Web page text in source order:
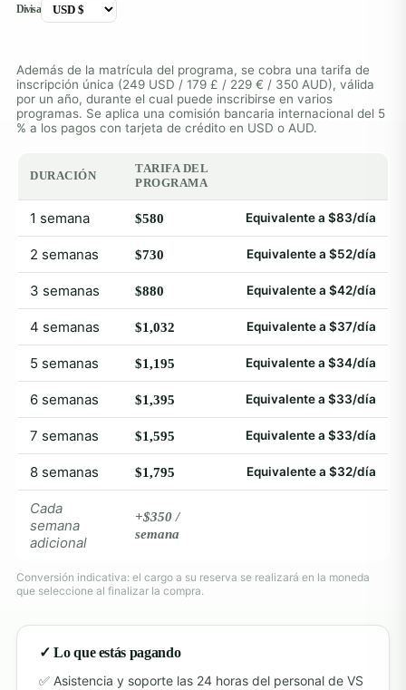
Divisa
Además de la matrícula del programa, se cobra una tarifa de
inscripción única (249 USD / 179 £ / 229 € / 350 AUD), válida
por un año, durante el cual puede inscribirse en varios
programas. Se aplica una comisión bancaria internacional del 5
% a los pagos con tarjeta de crédito en USD o AUD.
DURACIÓN
TARIFA DEL
PROGRAMA
1 semana $580 Equivalente a $83/día
2 semanas $730 Equivalente a $52/día
3 semanas $880 Equivalente a $42/día
4 semanas $1,032 Equivalente a $37/día
5 semanas $1,195 Equivalente a $34/día
6 semanas $1,395 Equivalente a $33/día
7 semanas $1,595 Equivalente a $33/día
8 semanas $1,795 Equivalente a $32/día
Cada
semana
adicional
+$350 /
semana
Conversión indicativa: el cargo a su reserva se realizará en la moneda
que seleccione al finalizar la compra.
✓ Lo que estás pagando
Asistencia y soporte las 24 horas del personal de VS